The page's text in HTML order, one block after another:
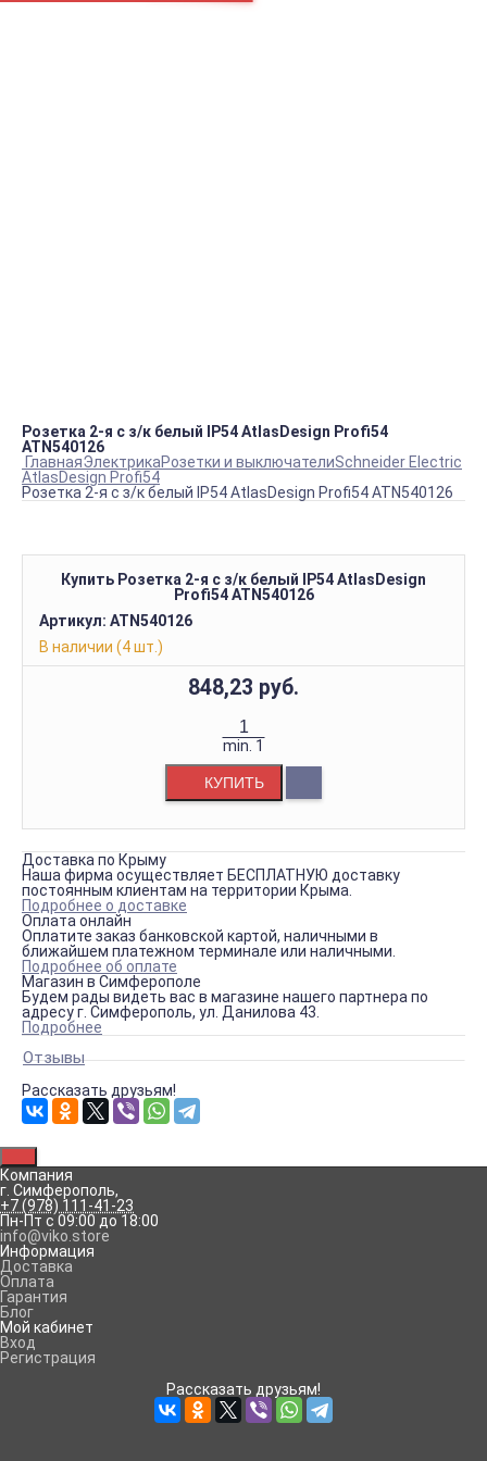
Розетка 2-я с з/к белый IP54 AtlasDesign Profi54
ATN540126
ГлавнаяЭлектрикаРозетки и выключателиSchneider Electric
AtlasDesign Profi54
Розетка 2-я с з/к белый IP54 AtlasDesign Profi54 ATN540126
Купить Розетка 2-я с з/к белый IP54 AtlasDesign
Profi54 ATN540126
Артикул: ATN540126
В наличии (4 шт.)
848,23 руб.
min. 1
КУПИТЬ
Доставка по Крыму
Наша фирма осуществляет БЕСПЛАТНУЮ доставку
постоянным клиентам на территории Крыма.
Подробнее о доставке
Оплата онлайн
Оплатите заказ банковской картой, наличными в
ближайшем платежном терминале или наличными.
Подробнее об оплате
Магазин в Симферополе
Будем рады видеть вас в магазине нашего партнера по
адресу г. Симферополь, ул. Данилова 43.
Подробнее
Отзывы
Рассказать друзьям!
Компания
г. Симферополь,
+7 (978) 111-41-23
Пн-Пт с 09:00 до 18:00
info@viko.store
Информация
Доставка
Оплата
Гарантия
Блог
Мой кабинет
Вход
Регистрация
Рассказать друзьям!